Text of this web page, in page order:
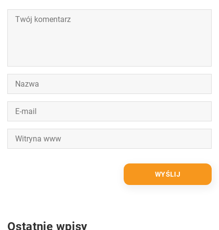
Ostatnie wpisy